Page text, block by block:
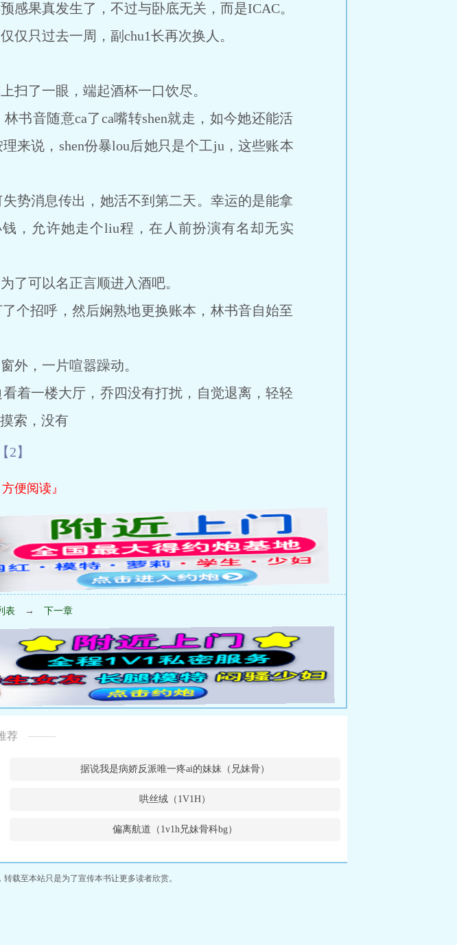
果真发生了，不过与卧底无关，而是ICAC。
只过去一周，副chu1长再次换人。
了一眼，端起酒杯一口饮尽。
书音随意ca了ca嘴转shen就走，如今她还能活
来说，shen份暴lou后她只是个工ju，这些账本
消息传出，她活不到第二天。幸运的是能拿
，允许她走个liu程，在人前扮演有名却无实
可以名正言顺进入酒吧。
招呼，然后娴熟地更换账本，林书音自始至
，一片喧嚣躁动。
一楼大厅，乔四没有打扰，自觉退离，轻轻
索，没有
【2】
便阅读』
表 → 下一章
荐
据说我是病娇反派唯一疼ai的妹妹（兄妹骨）
哄丝绒（1V1H）
偏离航道（1v1h兄妹骨科bg）
载至本站只是为了宣传本书让更多读者欣赏。